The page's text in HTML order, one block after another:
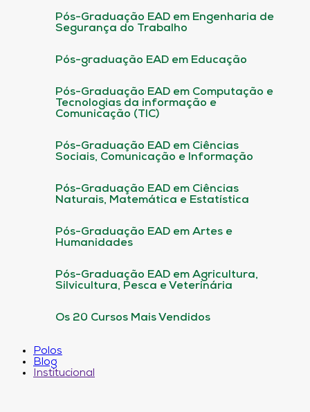
Pós-Graduação EAD em Engenharia de
Segurança do Trabalho
Pós-graduação EAD em Educação
Pós-Graduação EAD em Computação e
Tecnologias da informação e
Comunicação (TIC)
Pós-Graduação EAD em Ciências
Sociais, Comunicação e Informação
Pós-Graduação EAD em Ciências
Naturais, Matemática e Estatística
Pós-Graduação EAD em Artes e
Humanidades
Pós-Graduação EAD em Agricultura,
Silvicultura, Pesca e Veterinária
Os 20 Cursos Mais Vendidos
Polos
Blog
Institucional